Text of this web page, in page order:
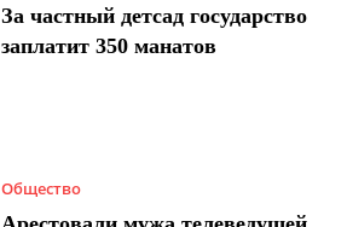
За частный детсад государство
заплатит 350 манатов
Общество